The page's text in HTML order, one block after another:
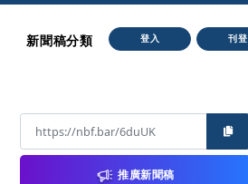
新聞稿分類 登入 刊登
推廣新聞稿